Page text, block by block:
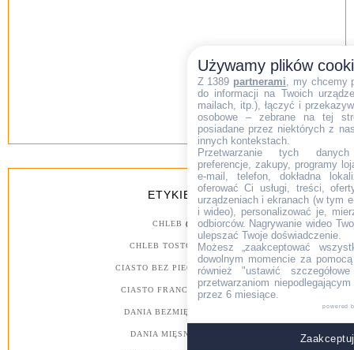
ETYKIETY
CHLEB (26)
CHLEB TOSTOWY (18)
CIASTO BEZ PIECZENIA (53)
CIASTO FRANCUSKIE (30)
DANIA BEZMIĘSNE
DANIA MIĘSNE
Używamy plików
Z 1389 partnerami, my chcemy
do informacji na Twoich
mailach, itp.), łączyć i
osobowe – zebrane na tej
posiadane przez niektórych z
innych kontekstach.
Przetwarzanie tych danych
preferencje, zakupy, programy
e-mail, telefon, dokładna
oferować Ci usługi, treści,
urządzeniach i ekranach (w tym
i wideo), personalizować je,
odbiorców. Nagrywanie wideo
ulepszać Twoje doświadczenie.
Możesz „zaakceptować
dowolnym momencie za
również "ustawić
przetwarzaniom
przez 6 miesiące.
powered